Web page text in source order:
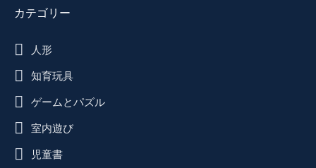
カテゴリー
人形
知育玩具
ゲームとパズル
室内遊び
児童書